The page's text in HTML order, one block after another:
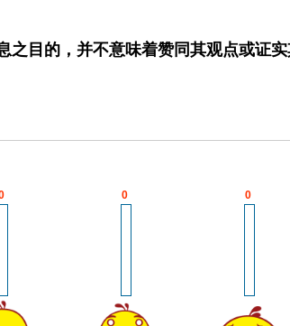
之目的，并不意味着赞同其观点或证实
0 0